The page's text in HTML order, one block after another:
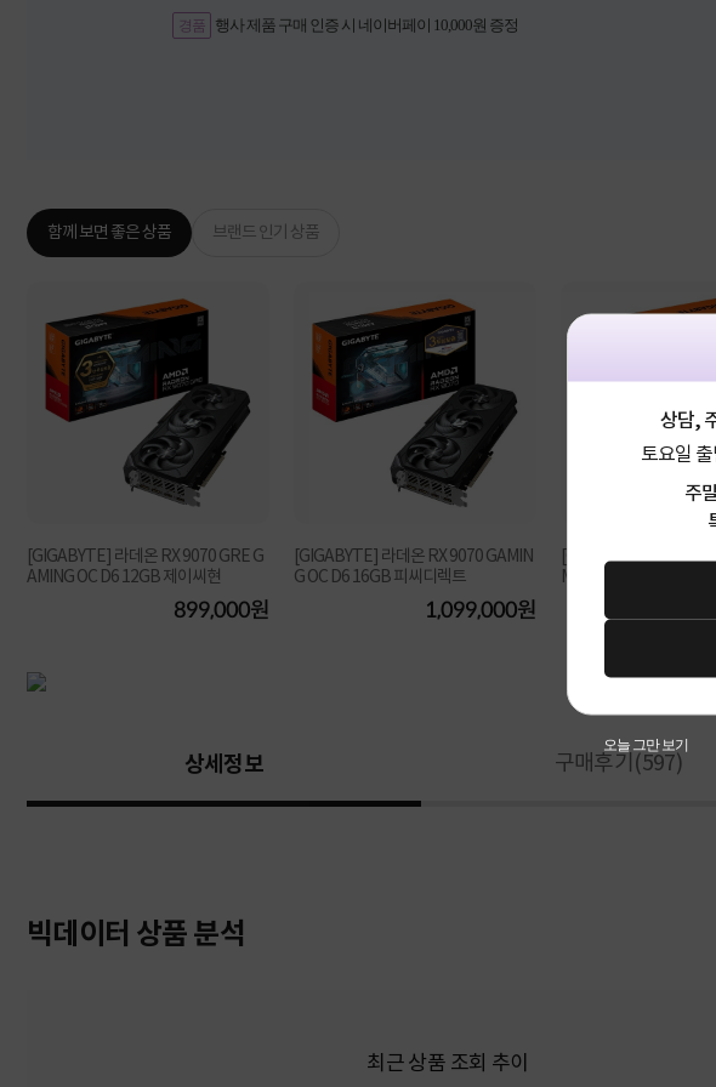
상담,
토요일
주
오늘 그만 보기
경품 행사 제품 구매 인증 시 네이버페이 10,000원 증정
함께 보면 좋은 상품 브랜드 인기 상품
[GIGABYTE] 라데온 RX 9070 GRE G
AMING OC D6 12GB 제이씨현
899,000원
[GIGABYTE] 라데온 RX 9070 GAMIN
G OC D6 16GB 피씨디렉트
1,099,000원
[GIGABYTE] 라데온
MING OC D6 16GB 피씨
상세정보 구매후기(597)
빅데이터 상품 분석
최근 상품 조회 추이